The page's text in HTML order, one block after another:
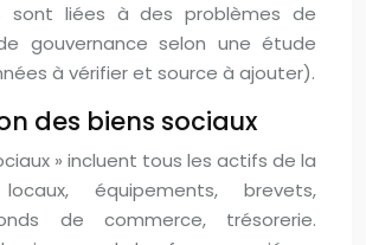
sont liées à des problèmes de
gouvernance selon une étude
à vérifier et source à ajouter).
des biens sociaux
» incluent tous les actifs de la
équipements, brevets,
de commerce, trésorerie.